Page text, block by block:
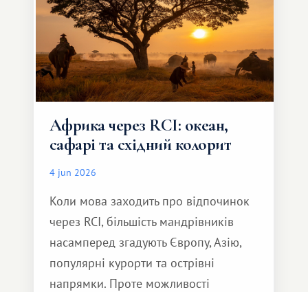
Африка через RCI: океан,
сафарі та східний колорит
4 jun 2026
Коли мова заходить про відпочинок
через RCI, більшість мандрівників
насамперед згадують Європу, Азію,
популярні курорти та острівні
напрямки. Проте можливості